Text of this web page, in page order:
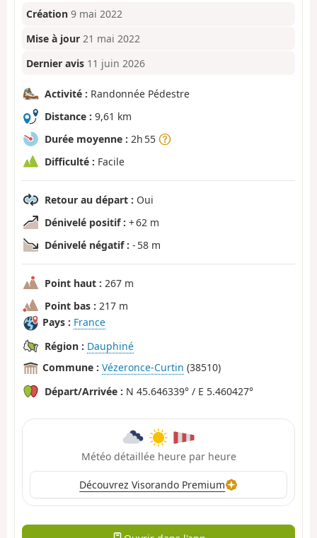
Création 9 mai 2022
Mise à jour 21 mai 2022
Dernier avis 11 juin 2026
Activité : Randonnée Pédestre
Distance : 9,61 km
Durée moyenne : 2h 55
Difficulté : Facile
Retour au départ : Oui
Dénivelé positif : + 62 m
Dénivelé négatif : - 58 m
Point haut : 267 m
Point bas : 217 m
Pays : France
Région : Dauphiné
Commune : Vézeronce-Curtin (38510)
Départ/Arrivée : N 45.646339° / E 5.460427°
Météo détaillée heure par heure
Découvrez Visorando Premium